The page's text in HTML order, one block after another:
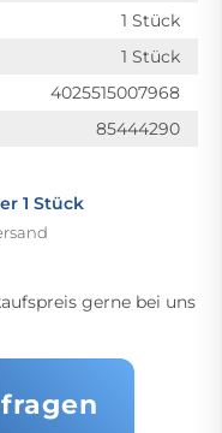
1 Stück
1 Stück
4025515007968
85444290
1 Stück
gerne bei uns